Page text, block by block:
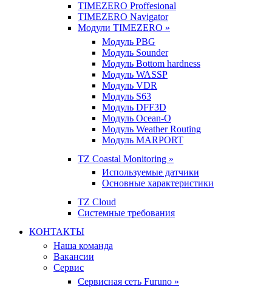
TIMEZERO Proffesional
TIMEZERO Navigator
Модули TIMEZERO »
Модуль PBG
Модуль Sounder
Модуль Bottom hardness
Модуль WASSP
Модуль VDR
Модуль S63
Модуль DFF3D
Модуль Ocean-O
Модуль Weather Routing
Модуль MARPORT
TZ Coastal Monitoring »
Используемые датчики
Основные характеристики
TZ Cloud
Системные требования
КОНТАКТЫ
Наша команда
Вакансии
Сервис
Сервисная сеть Furuno »